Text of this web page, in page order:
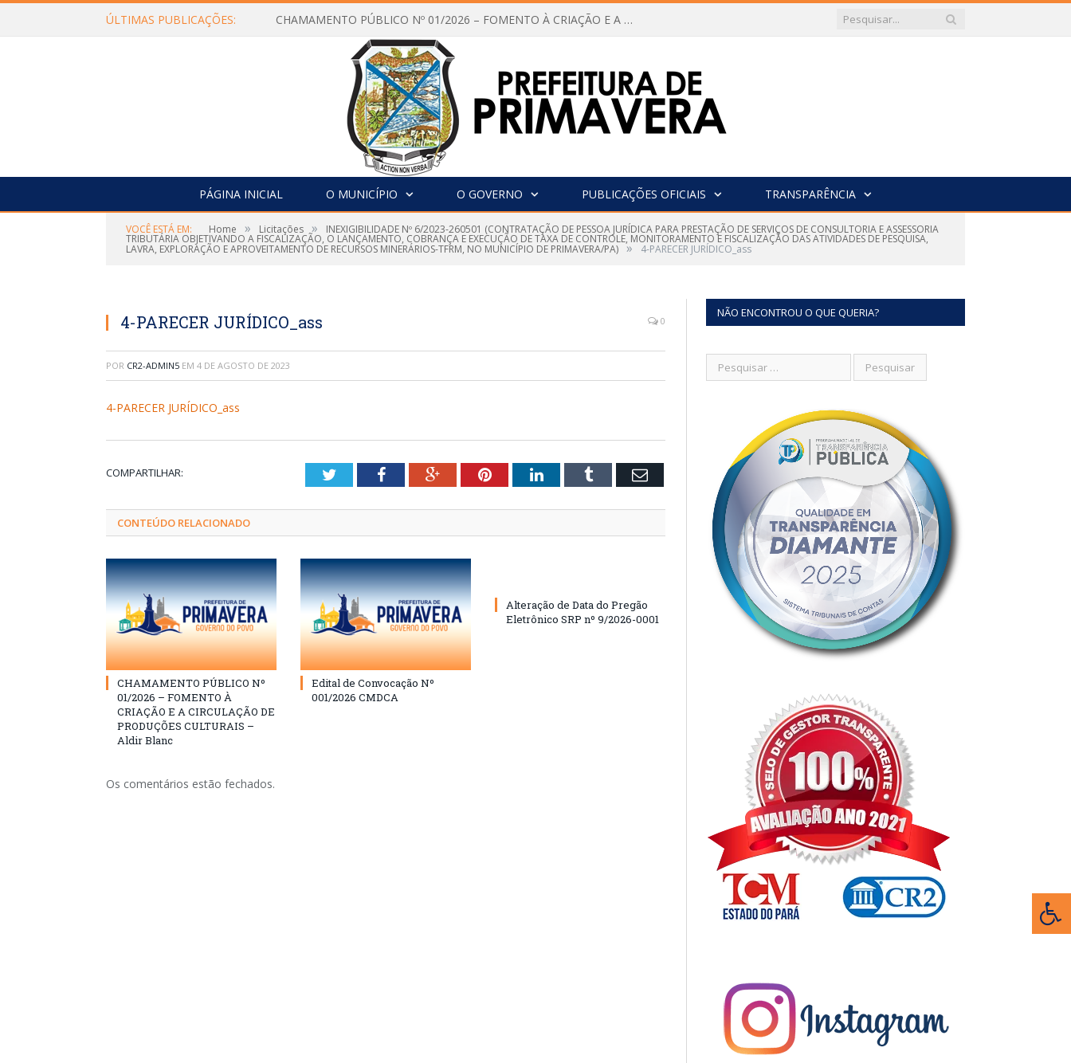
ÚLTIMAS PUBLICAÇÕES: CHAMAMENTO PÚBLICO Nº 01/2026 – FOMENTO À CRIAÇÃO E A CIRCULAÇÃO DE PRODUÇÕES CULTURAIS – Aldir Blanc
PÁGINA INICIAL O MUNICÍPIO O GOVERNO PUBLICAÇÕES OFICIAIS TRANSPARÊNCIA
VOCÊ ESTÁ EM: Home » Licitações » INEXIGIBILIDADE Nº 6/2023-260501 (CONTRATAÇÃO DE PESSOA JURÍDICA PARA PRESTAÇÃO DE SERVIÇOS DE CONSULTORIA E ASSESSORIA
TRIBUTÁRIA OBJETIVANDO A FISCALIZAÇÃO, O LANÇAMENTO, COBRANÇA E EXECUÇÃO DE TAXA DE CONTROLE, MONITORAMENTO E FISCALIZAÇÃO DAS ATIVIDADES DE PESQUISA,
LAVRA, EXPLORAÇÃO E APROVEITAMENTO DE RECURSOS MINERÁRIOS-TFRM, NO MUNICÍPIO DE PRIMAVERA/PA) » 4-PARECER JURÍDICO_ass
4-PARECER JURÍDICO_ass 0
POR CR2-ADMIN5 EM 4 DE AGOSTO DE 2023
4-PARECER JURÍDICO_ass
COMPARTILHAR: TwitterFacebookGoogle+PinterestLinkedInTumblr Email
CONTEÚDO RELACIONADO
CHAMAMENTO PÚBLICO Nº
01/2026 – FOMENTO À
CRIAÇÃO E A CIRCULAÇÃO DE
PRODUÇÕES CULTURAIS –
Aldir Blanc
Edital de Convocação Nº
001/2026 CMDCA
Alteração de Data do Pregão
Eletrônico SRP nº 9/2026-0001
Os comentários estão fechados.
NÃO ENCONTROU O QUE QUERIA?